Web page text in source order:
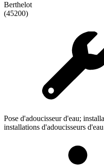
Berthelot
(45200)
Pose d'adoucisseur d'eau;
installations d'adoucisseurs d'eau